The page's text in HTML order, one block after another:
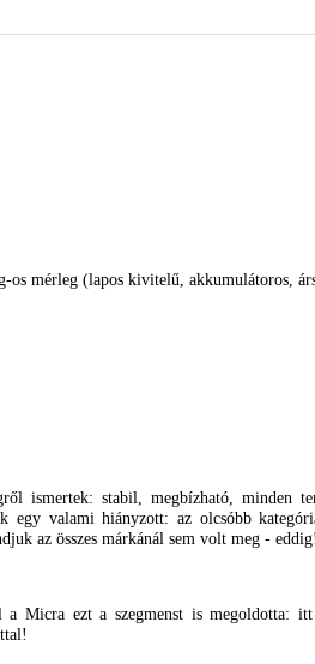
os mérleg (lapos kivitelű, akkumulátoros,
ismertek:stabil megbízható, minden
egy valami hiányzott: az olcsóbb
az összes márkánál sem volt meg - eddig
aMicra eztaszegmenst ismegoldotta:itt
!